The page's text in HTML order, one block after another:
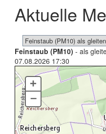
Aktuelle
Feinstaub (PM10) - als
07.08.2026 17:30
+
–